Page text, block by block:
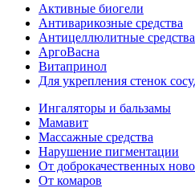
Активные биогели
Антиварикозные средства
Антицеллюлитные средства
АргоВасна
Витапринол
Для укрепления стенок
Ингаляторы и бальзамы
Мамавит
Массажные средства
Нарушение пигментации
От доброкачественных
От комаров